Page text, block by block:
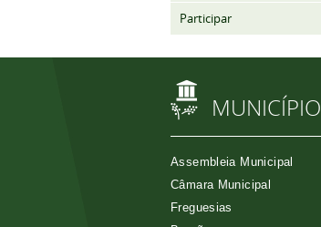
Participar
MUNICÍPIO
Assembleia Municipal
Câmara Municipal
Freguesias